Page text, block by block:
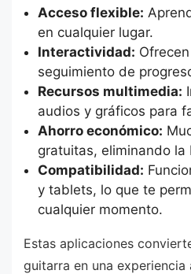
Acceso flexible:
en cualquier lugar.
Interactividad:
seguimiento de
Recursos multimedia:
audios y gráficos para
Ahorro económico:
gratuitas, eliminando
Compatibilidad:
y tablets, lo que te
cualquier momento.
Estas aplicaciones
guitarra en una